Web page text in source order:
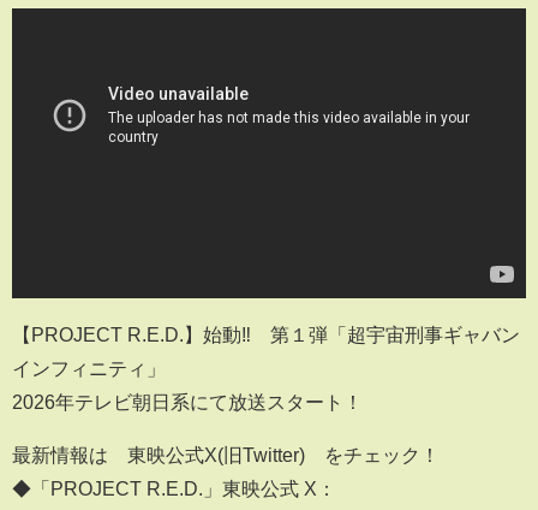
【PROJECT R.E.D.】始動‼︎ 第１弾「超宇宙刑事ギャバン
インフィニティ」
2026年テレビ朝日系にて放送スタート！
最新情報は 東映公式X(旧Twitter) をチェック！
◆「PROJECT R.E.D.」東映公式 X：